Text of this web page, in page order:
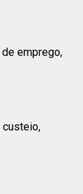
emprego,
custeio,